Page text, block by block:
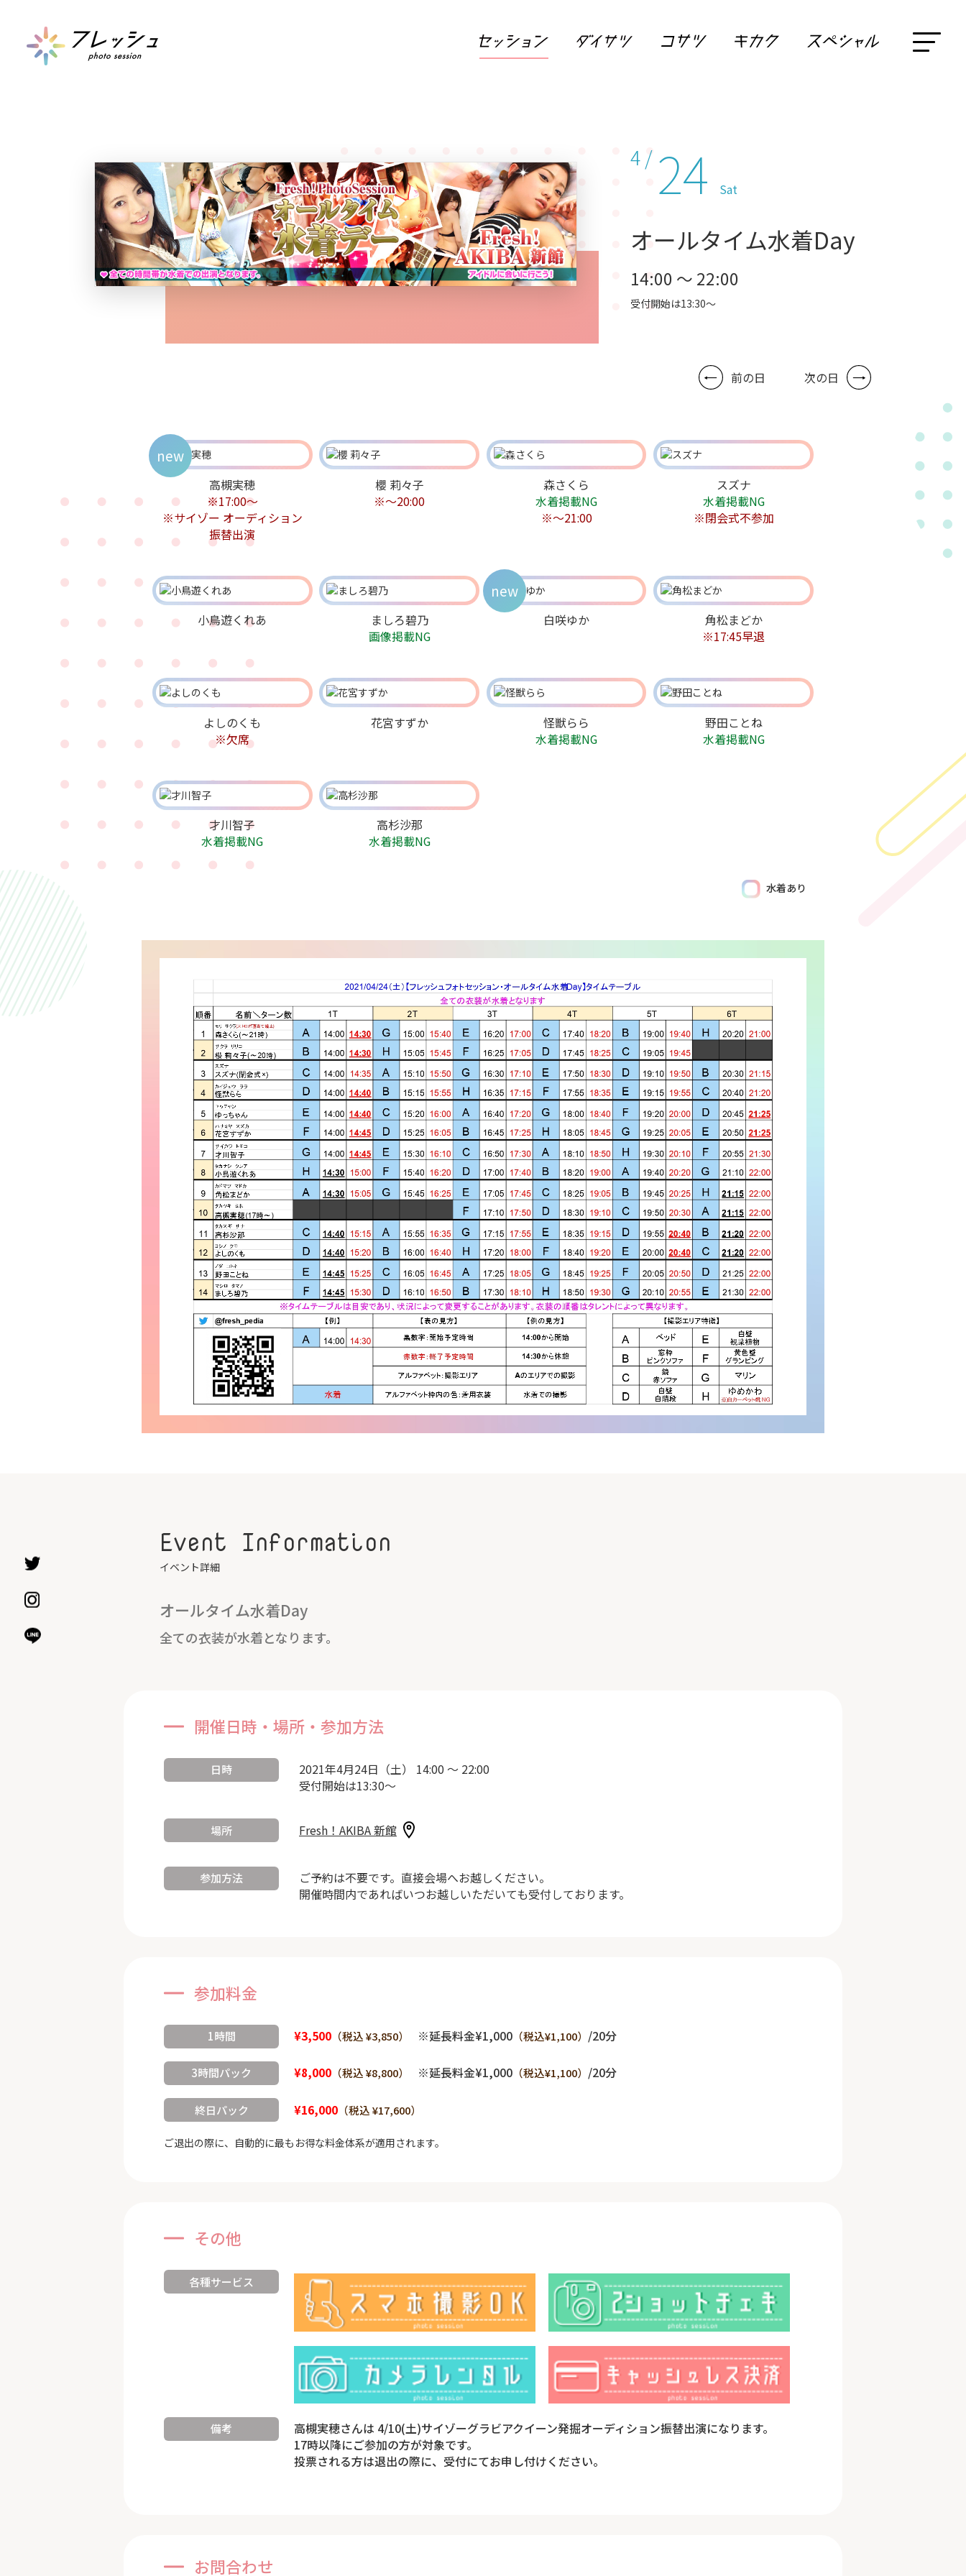
4 / 24 Sat
オールタイム水着Day
14:00 ～ 22:00
受付開始は13:30～
前の日 次の日
高槻実穂
※17:00〜
※サイゾー オーディション
振替出演
new
櫻 莉々子
※〜20:00
森さくら
水着掲載NG
※～21:00
スズナ
水着掲載NG
※閉会式不参加
小鳥遊くれあ
ましろ碧乃
画像掲載NG
白咲ゆか
new
角松まどか
※17:45早退
よしのくも
※欠席
花宮すずか
怪獣らら
水着掲載NG
野田ことね
水着掲載NG
才川智子
水着掲載NG
高杉沙那
水着掲載NG
水着あり
Event Information
イベント詳細
オールタイム水着Day
全ての衣装が水着となります。
開催日時・場所・参加方法
日時
2021年4月24日（土） 14:00 ～ 22:00
受付開始は13:30～
場所 Fresh！AKIBA 新館
参加方法
ご予約は不要です。直接会場へお越しください。
開催時間内であればいつお越しいただいても受付しております。
参加料金
1時間 ¥3,500 （税込 ¥3,850） ※延長料金¥1,000 （税込¥1,100） /20分
3時間パック ¥8,000 （税込 ¥8,800） ※延長料金¥1,000 （税込¥1,100） /20分
終日パック ¥16,000 （税込 ¥17,600）
ご退出の際に、自動的に最もお得な料金体系が適用されます。
その他
各種サービス
備考
高槻実穂さんは 4/10(土)サイゾーグラビアクイーン発掘オーディション振替出演になります。
17時以降にご参加の方が対象です。
投票される方は退出の際に、受付にてお申し付けください。
お問合わせ